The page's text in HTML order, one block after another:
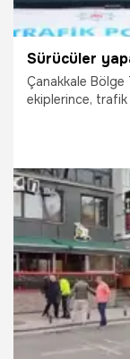
Çanakkale
ekiplerince, trafik
4.03.2025